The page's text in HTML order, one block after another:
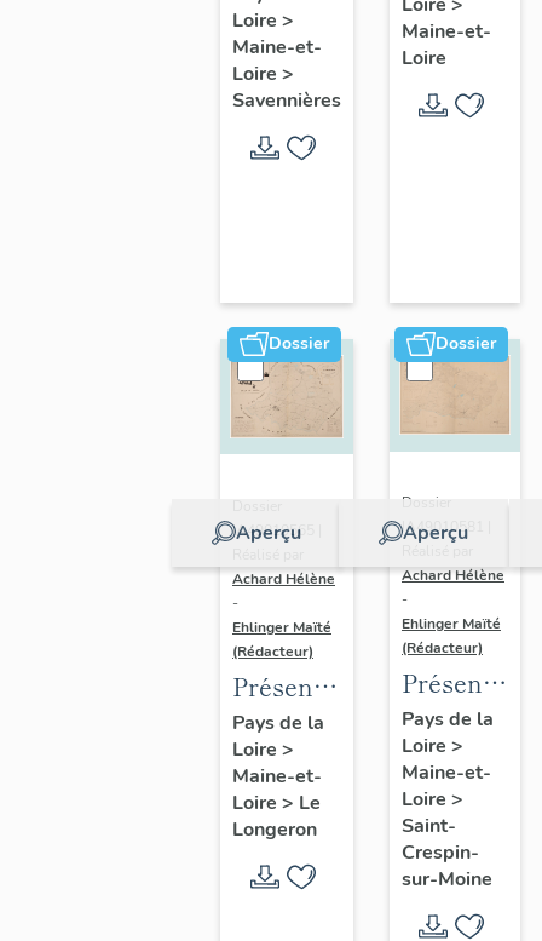
présentation
de la
commune
Loire >
Maine-et-
Loire >
Savennières
Loire :
d'étude
Maine-et-
Loire
Dossier
Aperçu
IA49010565 |
Achard Hélène
-
Ehlinger Maïté
(Rédacteur)
Présentation
du
patrimoine
industriel
de la
commune
du
Pays de la
Loire >
Maine-et-
Loire > Le
Longeron
Dossier
Aperçu
Dossier
IA49010581 |
Achard Hélène
-
Ehlinger Maïté
(Rédacteur)
du
patrimoine
industriel
de la
commune
de Saint-
Crespin-
Pays de la
Loire >
Maine-et-
Loire >
Saint-
Crespin-
sur-Moine